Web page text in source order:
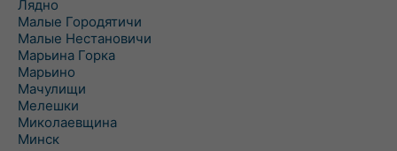
Лядно
Малые Городятичи
Малые Нестановичи
Марьина Горка
Марьино
Мачулищи
Мелешки
Миколаевщина
Минск